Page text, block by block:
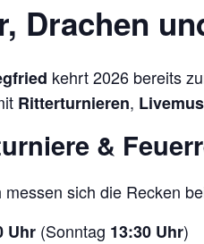
Drachen
kehrt 2026 bereits
Ritterturnieren,
&
sich die Recken
Uhr (Sonntag 13:30 Uhr)